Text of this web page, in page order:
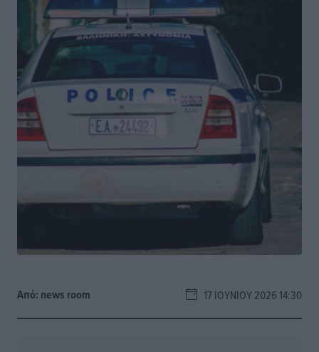
Από: news room 17 ΙΟΥΝΊΟΥ 2026 14:30